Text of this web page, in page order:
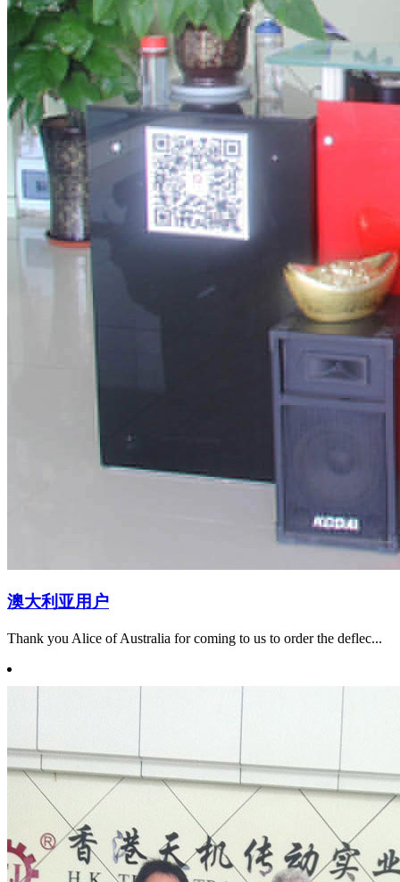
澳大利亚用户
Thank you Alice of Australia for coming to us to order the deflec...